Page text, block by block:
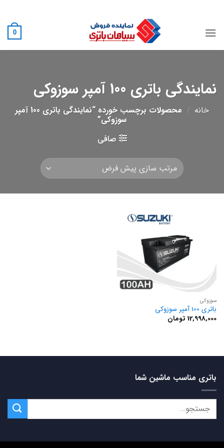
content
0
نمایندگی باتری 100 آمپر سوزوکی
خانه / محصولات برچسب خورده “نمایندگی باتری 100 آمپر
سوزوکی”
صافی
سوزوکی
باتری 100 آمپر سوزوکی
12,998,000 تومان
باتری مناسب ماشین شما